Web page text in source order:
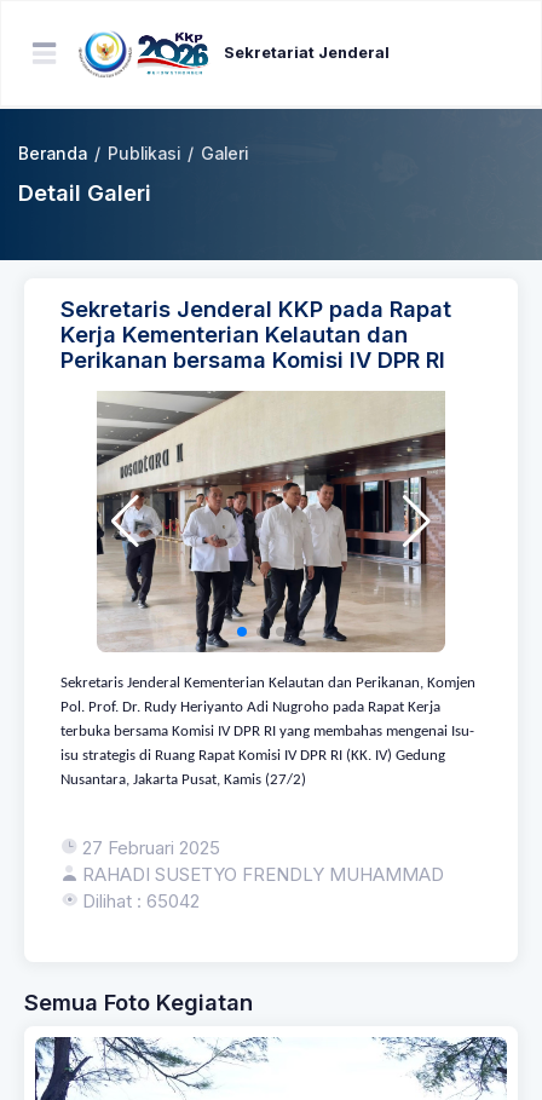
Sekretariat Jenderal
Beranda / Publikasi / Galeri
Detail Galeri
Sekretaris Jenderal KKP pada Rapat
Kerja Kementerian Kelautan dan
Perikanan bersama Komisi IV DPR RI
Sekretaris Jenderal Kementerian Kelautan dan Perikanan, Komjen
Pol. Prof. Dr. Rudy Heriyanto Adi Nugroho pada Rapat Kerja
terbuka bersama Komisi IV DPR RI yang membahas mengenai Isu-
isu strategis di Ruang Rapat Komisi IV DPR RI (KK. IV) Gedung
Nusantara, Jakarta Pusat, Kamis (27/2)
27 Februari 2025
RAHADI SUSETYO FRENDLY MUHAMMAD
Dilihat : 65042
Semua Foto Kegiatan